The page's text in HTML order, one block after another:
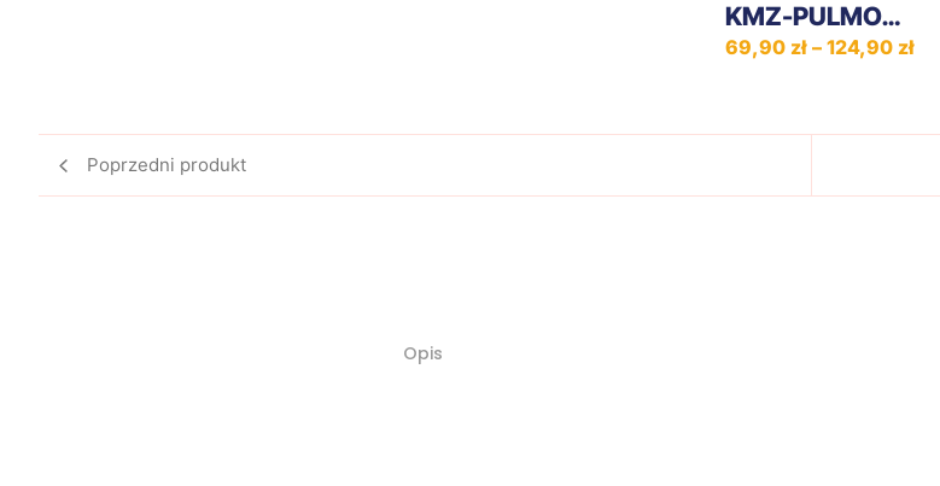
KMZ-PULMO…
69,90 zł – 124,90 zł
Poprzedni produkt
Opis